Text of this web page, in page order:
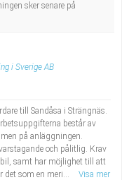
sker senare på
i Sverige AB
till Sandåsa i Strängnäs.
består av
på anläggningen.
och pålitlig. Krav
samt har möjlighet till att
det som en meri...
Visa mer